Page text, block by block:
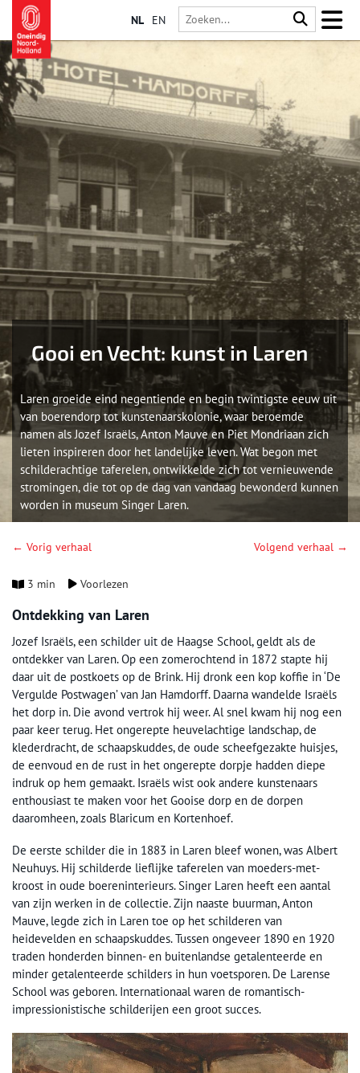
NL EN
Gooi en Vecht: kunst in Laren
Laren groeide eind negentiende en begin twintigste eeuw uit
van boerendorp tot kunstenaarskolonie, waar beroemde
namen als Jozef Israëls, Anton Mauve en Piet Mondriaan zich
lieten inspireren door het landelijke leven. Wat begon met
schilderachtige taferelen, ontwikkelde zich tot vernieuwende
stromingen, die tot op de dag van vandaag bewonderd kunnen
worden in museum Singer Laren.
← Vorig verhaal Volgend verhaal →
3 min Voorlezen
Ontdekking van Laren
Jozef Israëls, een schilder uit de Haagse School, geldt als de
ontdekker van Laren. Op een zomerochtend in 1872 stapte hij
daar uit de postkoets op de Brink. Hij dronk een kop koffie in ‘De
Vergulde Postwagen’ van Jan Hamdorff. Daarna wandelde Israëls
het dorp in. Die avond vertrok hij weer. Al snel kwam hij nog een
paar keer terug. Het ongerepte heuvelachtige landschap, de
klederdracht, de schaapskuddes, de oude scheefgezakte huisjes,
de eenvoud en de rust in het ongerepte dorpje hadden diepe
indruk op hem gemaakt. Israëls wist ook andere kunstenaars
enthousiast te maken voor het Gooise dorp en de dorpen
daaromheen, zoals Blaricum en Kortenhoef.
De eerste schilder die in 1883 in Laren bleef wonen, was Albert
Neuhuys. Hij schilderde lieflijke taferelen van moeders-met-
kroost in oude boereninterieurs. Singer Laren heeft een aantal
van zijn werken in de collectie. Zijn naaste buurman, Anton
Mauve, legde zich in Laren toe op het schilderen van
heidevelden en schaapskuddes. Tussen ongeveer 1890 en 1920
traden honderden binnen- en buitenlandse getalenteerde en
minder getalenteerde schilders in hun voetsporen. De Larense
School was geboren. Internationaal waren de romantisch-
impressionistische schilderijen een groot succes.